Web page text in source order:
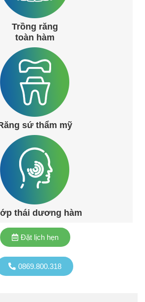
Trồng răng
toàn hàm
sứ thẩm mỹ
thái dương hàm
0869.800.318
Đặt lịch hẹn